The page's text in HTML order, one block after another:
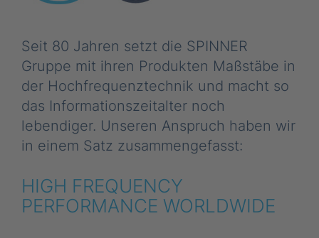
Seit 80 Jahren setzt die SPINNER
Gruppe mit ihren Produkten Maßstäbe in
der Hochfrequenztechnik und macht so
das Informationszeitalter noch
lebendiger. Unseren Anspruch haben wir
in einem Satz zusammengefasst:
HIGH FREQUENCY
PERFORMANCE WORLDWIDE